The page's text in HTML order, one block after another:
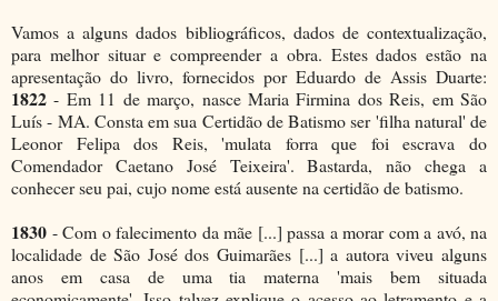
Vamos a alguns dados bibliográficos, dados de contextualização,
para melhor situar e compreender a obra. Estes dados estão na
apresentação do livro, fornecidos por Eduardo de Assis Duarte:
1822 - Em 11 de março, nasce Maria Firmina dos Reis, em São
Luís - MA. Consta em sua Certidão de Batismo ser 'filha natural' de
Leonor Felipa dos Reis, 'mulata forra que foi escrava do
Comendador Caetano José Teixeira'. Bastarda, não chega a
conhecer seu pai, cujo nome está ausente na certidão de batismo.
1830 - Com o falecimento da mãe [...] passa a morar com a avó, na
localidade de São José dos Guimarães [...] a autora viveu alguns
anos em casa de uma tia materna 'mais bem situada